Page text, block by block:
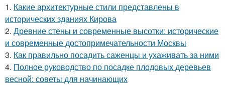
1. Какие архитектурные стили представлены в
исторических зданиях Кирова
2. Древние стены и современные высотки: исторические
и современные достопримечательности Москвы
3. Как правильно посадить саженцы и ухаживать за ними
4. Полное руководство по посадке плодовых деревьев
весной: советы для начинающих